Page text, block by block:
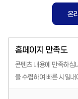
온
홈페이지 만족도
콘텐츠 내용에 만족하십
을 수렴하여 빠른 시일내